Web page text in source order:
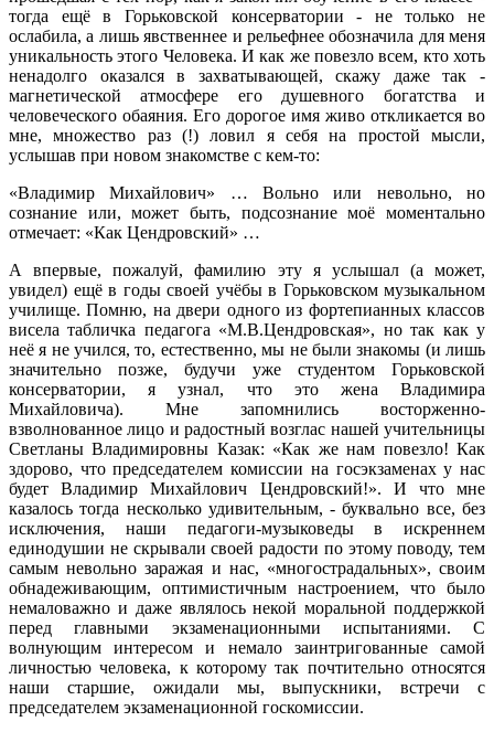
тогда ещё в Горьковской консерватории - не только не
ослабила, а лишь явственнее и рельефнее обозначила для меня
уникальность этого Человека. И как же повезло всем, кто хоть
ненадолго оказался в захватывающей, скажу даже так -
магнетической атмосфере его душевного богатства и
человеческого обаяния. Его дорогое имя живо откликается во
мне, множество раз (!) ловил я себя на простой мысли,
услышав при новом знакомстве с кем-то:
«Владимир Михайлович» … Вольно или невольно, но
сознание или, может быть, подсознание моё моментально
отмечает: «Как Цендровский» …
А впервые, пожалуй, фамилию эту я услышал (а может,
увидел) ещё в годы своей учёбы в Горьковском музыкальном
училище. Помню, на двери одного из фортепианных классов
висела табличка педагога «М.В.Цендровская», но так как у
неё я не учился, то, естественно, мы не были знакомы (и лишь
значительно позже, будучи уже студентом Горьковской
консерватории, я узнал, что это жена Владимира
Михайловича). Мне запомнились восторженно-
взволнованное лицо и радостный возглас нашей учительницы
Светланы Владимировны Казак: «Как же нам повезло! Как
здорово, что председателем комиссии на госэкзаменах у нас
будет Владимир Михайлович Цендровский!». И что мне
казалось тогда несколько удивительным, - буквально все, без
исключения, наши педагоги-музыковеды в искреннем
единодушии не скрывали своей радости по этому поводу, тем
самым невольно заражая и нас, «многострадальных», своим
обнадеживающим, оптимистичным настроением, что было
немаловажно и даже являлось некой моральной поддержкой
перед главными экзаменационными испытаниями. С
волнующим интересом и немало заинтригованные самой
личностью человека, к которому так почтительно относятся
наши старшие, ожидали мы, выпускники, встречи с
председателем экзаменационной госкомиссии.